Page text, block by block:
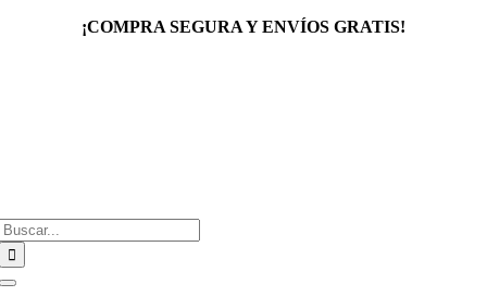
¡COMPRA SEGURA Y ENVÍOS GRATIS!
Toggle